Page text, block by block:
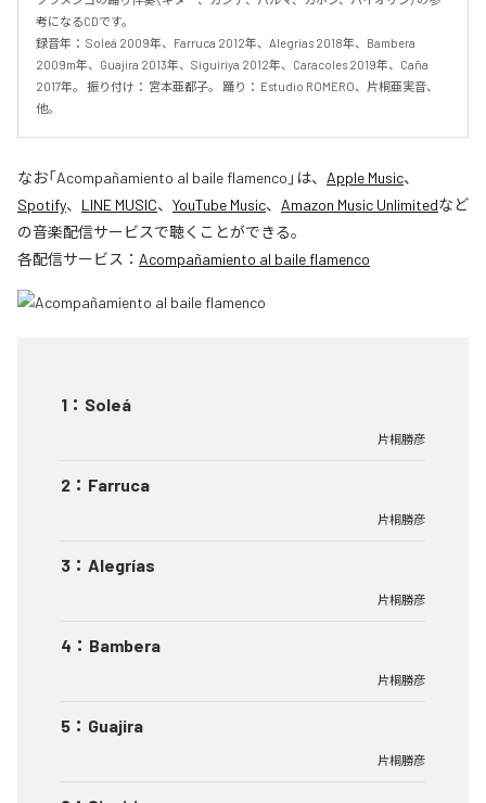
考になるCDです。
録音年： Soleá 2009年、Farruca 2012年、Alegrías 2018年、Bambera
2009m年、Guajira 2013年、Siguiriya 2012年、Caracoles 2019年、Caña
2017年。 振り付け： 宮本亜都子。 踊り： Estudio ROMERO、片桐亜実音、
他。
なお「Acompañamiento al baile flamenco 」は、 Apple Music、
Spotify、 LINE MUSIC、 YouTube Music、 Amazon Music Unlimitedなど
の音楽配信サービスで聴くことができる。
各配信サービス： Acompañamiento al baile flamenco
1 ： Soleá
片桐勝彦
2 ： Farruca
片桐勝彦
3 ： Alegrías
片桐勝彦
4 ： Bambera
片桐勝彦
5 ： Guajira
片桐勝彦